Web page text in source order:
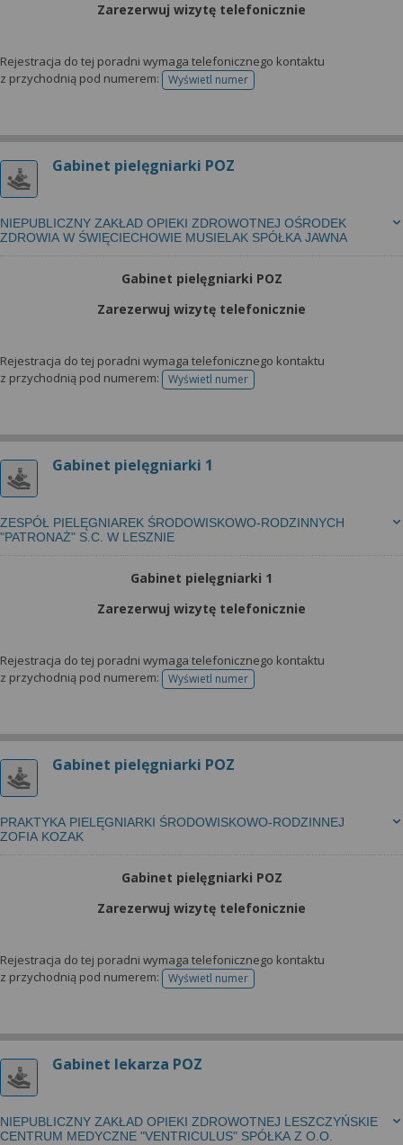
Zarezerwuj wizytę telefonicznie
Rejestracja do tej poradni wymaga telefonicznego kontaktu
z przychodnią pod numerem:
Wyświetl numertelefonu do rejestracji
Gabinet pielęgniarki POZ
NIEPUBLICZNY ZAKŁAD OPIEKI ZDROWOTNEJ OŚRODEK
ZDROWIA W ŚWIĘCIECHOWIE MUSIELAK SPÓŁKA JAWNA
Gabinet pielęgniarki POZ
Zarezerwuj wizytę telefonicznie
Rejestracja do tej poradni wymaga telefonicznego kontaktu
z przychodnią pod numerem:
Wyświetl numertelefonu do rejestracji
Gabinet pielęgniarki 1
ZESPÓŁ PIELĘGNIAREK ŚRODOWISKOWO-RODZINNYCH
"PATRONAŻ" S.C. W LESZNIE
Gabinet pielęgniarki 1
Zarezerwuj wizytę telefonicznie
Rejestracja do tej poradni wymaga telefonicznego kontaktu
z przychodnią pod numerem:
Wyświetl numertelefonu do rejestracji
Gabinet pielęgniarki POZ
PRAKTYKA PIELĘGNIARKI ŚRODOWISKOWO-RODZINNEJ
ZOFIA KOZAK
Gabinet pielęgniarki POZ
Zarezerwuj wizytę telefonicznie
Rejestracja do tej poradni wymaga telefonicznego kontaktu
z przychodnią pod numerem:
Wyświetl numertelefonu do rejestracji
Gabinet lekarza POZ
NIEPUBLICZNY ZAKŁAD OPIEKI ZDROWOTNEJ LESZCZYŃSKIE
CENTRUM MEDYCZNE "VENTRICULUS" SPÓŁKA Z O.O.